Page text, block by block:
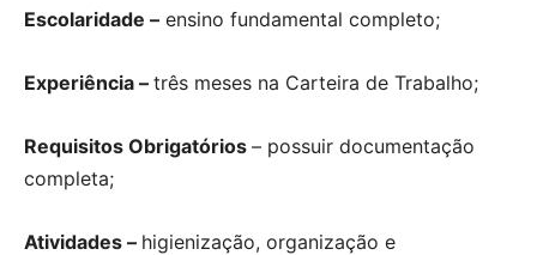
Escolaridade – ensino fundamental completo;
Experiência – três meses na Carteira de Trabalho;
Requisitos Obrigatórios – possuir documentação
completa;
Atividades – higienização, organização e